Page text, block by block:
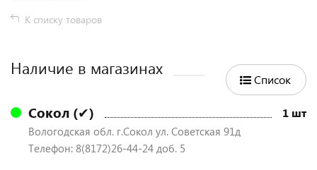
К списку товаров
Наличие в магазинах
Список
Сокол (✔) 1 шт
Вологодская обл. г.Сокол ул. Советская 91д
Телефон: 8(8172)26-44-24 доб. 5